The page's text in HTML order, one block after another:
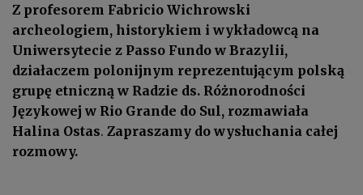
Z profesorem Fabricio Wichrowski
archeologiem, historykiem i wykładowcą na
Uniwersytecie z Passo Fundo w Brazylii,
działaczem polonijnym reprezentującym polską
grupę etniczną w Radzie ds. Różnorodności
Językowej w Rio Grande do Sul, rozmawiała
Halina Ostas. Zapraszamy do wysłuchania całej
rozmowy.